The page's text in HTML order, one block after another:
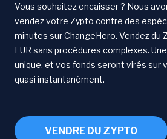
Vous souhaitez encaisser ? Nous
vendez votre Zypto contre des
minutes sur ChangeHero. Vendez du
EUR sans procédures complexes.
unique, et vos fonds seront virés sur
quasi instantanément.
VENDRE DU ZYPTO